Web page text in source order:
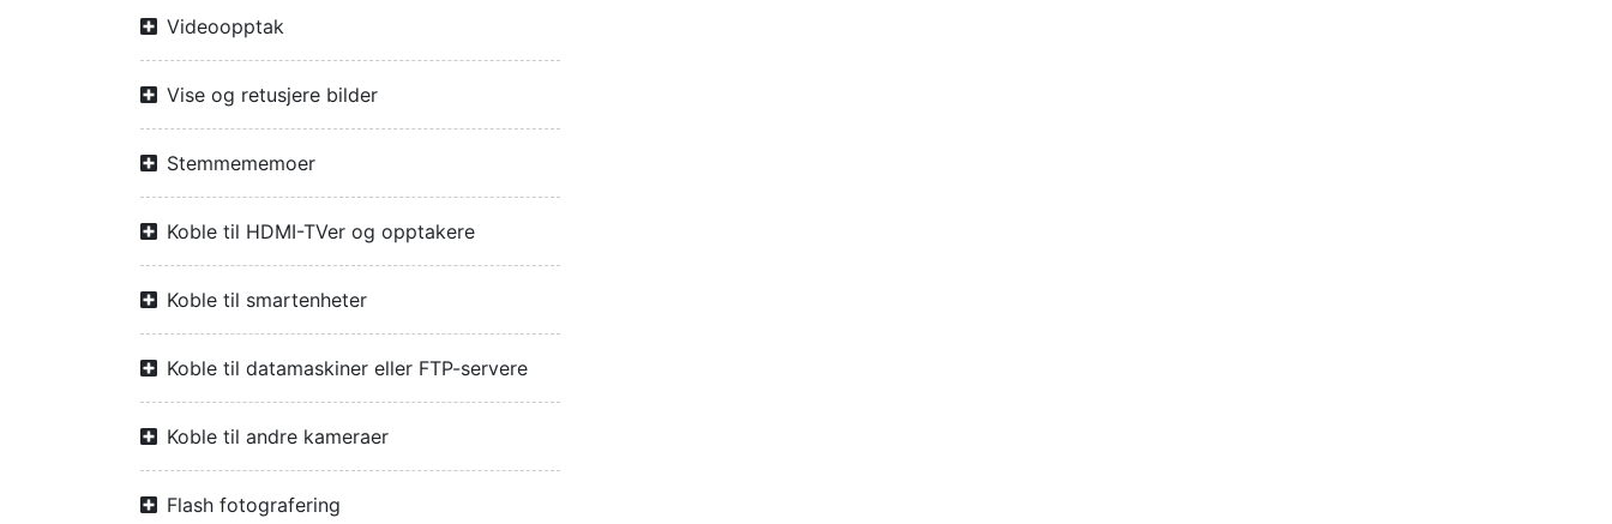
Videoopptak
Vise og retusjere bilder
Stemmememoer
Koble til HDMI-TVer og opptakere
Koble til smartenheter
Koble til datamaskiner eller FTP-servere
Koble til andre kameraer
Flash fotografering